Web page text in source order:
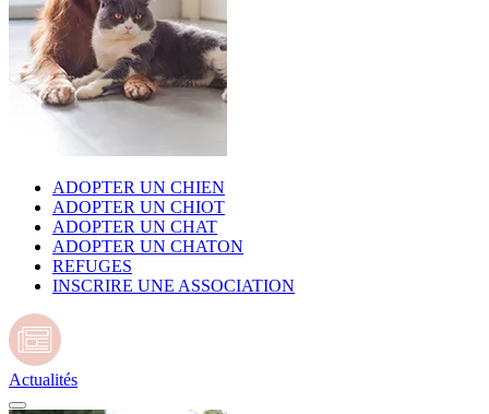
ADOPTER UN CHIEN
ADOPTER UN CHIOT
ADOPTER UN CHAT
ADOPTER UN CHATON
REFUGES
INSCRIRE UNE ASSOCIATION
Actualités